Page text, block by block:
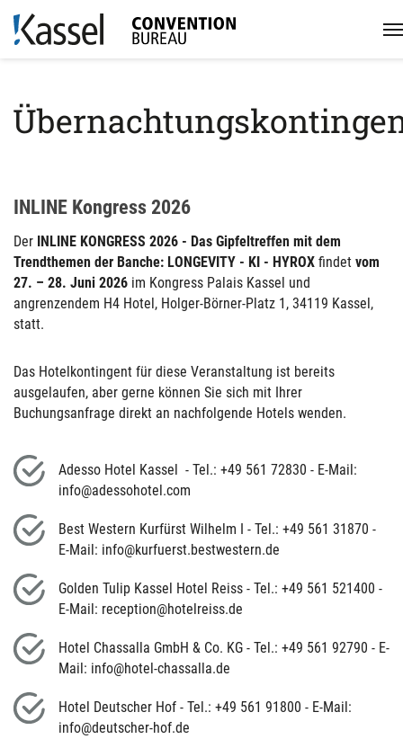
INLINE Kongress 2026
Der INLINE KONGRESS 2026 - Das Gipfeltreffen mit dem
Trendthemen der Banche: LONGEVITY - KI - HYROX findet vom
27. – 28. Juni 2026 im Kongress Palais Kassel und
angrenzendem H4 Hotel, Holger-Börner-Platz 1, 34119 Kassel,
statt.
Das Hotelkontingent für diese Veranstaltung ist bereits
ausgelaufen, aber gerne können Sie sich mit Ihrer
Buchungsanfrage direkt an nachfolgende Hotels wenden.
Adesso Hotel Kassel - Tel.: +49 561 72830 - E-Mail:
info@adessohotel.com
Best Western Kurfürst Wilhelm I - Tel.: +49 561 31870 -
E-Mail: info@kurfuerst.bestwestern.de
Golden Tulip Kassel Hotel Reiss - Tel.: +49 561 521400 -
E-Mail: reception@hotelreiss.de
Hotel Chassalla GmbH & Co. KG - Tel.: +49 561 92790 - E-
Mail: info@hotel-chassalla.de
Hotel Deutscher Hof - Tel.: +49 561 91800 - E-Mail:
info@deutscher-hof.de